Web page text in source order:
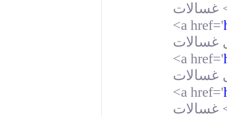
<a href='
<a href='
<a href='